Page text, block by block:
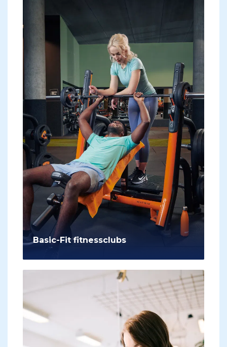
Basic-Fit fitnessclubs